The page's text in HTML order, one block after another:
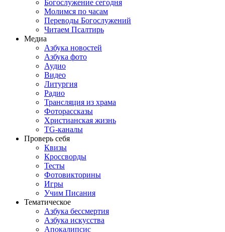
Богослужение сегодня
Молимся по часам
Переводы Богослужений
Читаем Псалтирь
Медиа
Азбука новостей
Азбука фото
Аудио
Видео
Литургия
Радио
Трансляция из храма
Фоторассказы
Христианская жизнь
TG-каналы
Проверь себя
Квизы
Кроссворды
Тесты
Фотовикторины
Игры
Учим Писания
Тематическое
Азбука бессмертия
Азбука искусства
Апокалипсис